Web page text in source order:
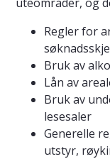
Regler for
Bruk av
Lån av
Bruk av
lesesaler
Generelle
utstyr,